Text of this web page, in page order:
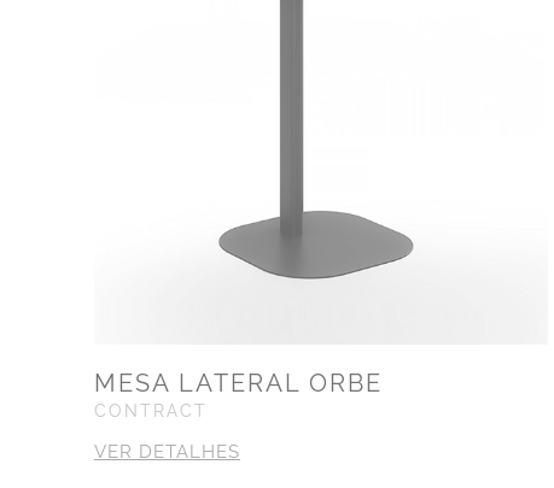
MESA LATERAL ORBE
CONTRACT
VER DETALHES